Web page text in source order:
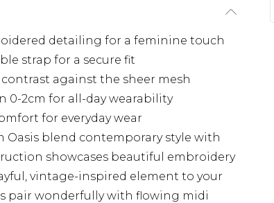
detailing for a feminine touch
strap for a secure fit
against the sheer mesh
0-2cm for all-day wearability
for everyday wear
blend contemporary style with
showcases beautiful embroidery
vintage-inspired element to your
pair wonderfully with flowing midi